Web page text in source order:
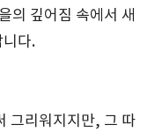
의 깊어짐 속에서 새
니다.
그리워지지만, 그 따